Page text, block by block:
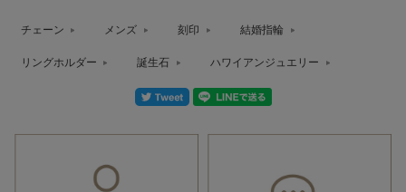
チェーン メンズ 刻印 結婚指輪
リングホルダー 誕生石 ハワイアンジュエリー